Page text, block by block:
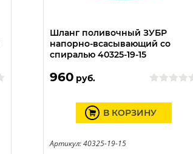
Шланг поливочный ЗУБР
напорно-всасывающий со
спиралью 40325-19-15
960 руб.
В КОРЗИНУ
Артикул: 40325-19-15